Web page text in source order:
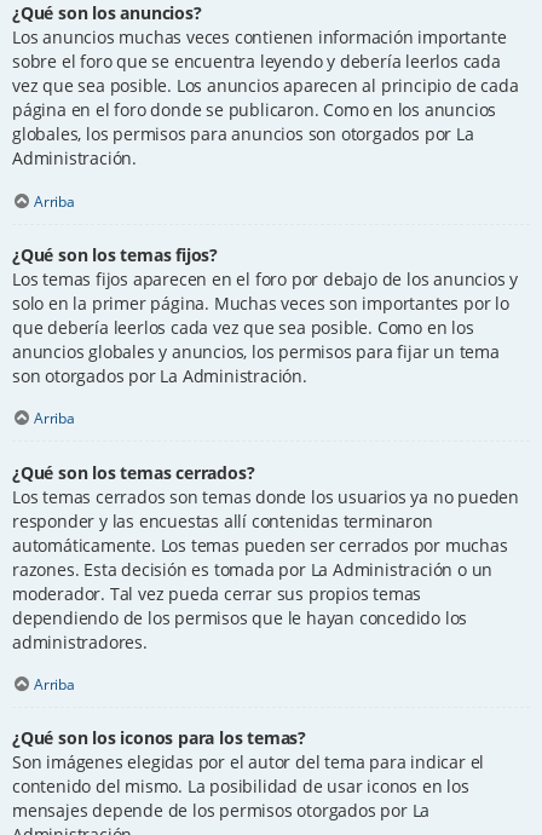
¿Qué son los anuncios?
Los anuncios muchas veces contienen información importante
sobre el foro que se encuentra leyendo y debería leerlos cada
vez que sea posible. Los anuncios aparecen al principio de cada
página en el foro donde se publicaron. Como en los anuncios
globales, los permisos para anuncios son otorgados por La
Administración.
Arriba
¿Qué son los temas fijos?
Los temas fijos aparecen en el foro por debajo de los anuncios y
solo en la primer página. Muchas veces son importantes por lo
que debería leerlos cada vez que sea posible. Como en los
anuncios globales y anuncios, los permisos para fijar un tema
son otorgados por La Administración.
Arriba
¿Qué son los temas cerrados?
Los temas cerrados son temas donde los usuarios ya no pueden
responder y las encuestas allí contenidas terminaron
automáticamente. Los temas pueden ser cerrados por muchas
razones. Esta decisión es tomada por La Administración o un
moderador. Tal vez pueda cerrar sus propios temas
dependiendo de los permisos que le hayan concedido los
administradores.
Arriba
¿Qué son los iconos para los temas?
Son imágenes elegidas por el autor del tema para indicar el
contenido del mismo. La posibilidad de usar iconos en los
mensajes depende de los permisos otorgados por La